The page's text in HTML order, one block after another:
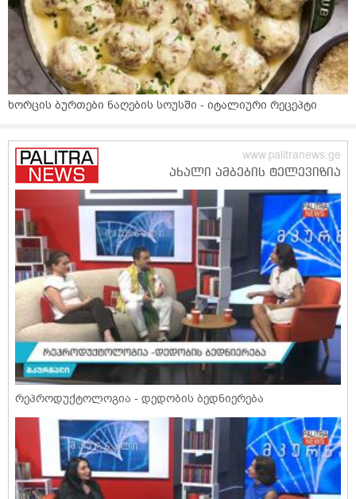
ხორცის ბურთები ნაღების სოუსში - იტალიური რეცეპტი
რეპროდუქტოლოგია - დედობის ბედნიერება